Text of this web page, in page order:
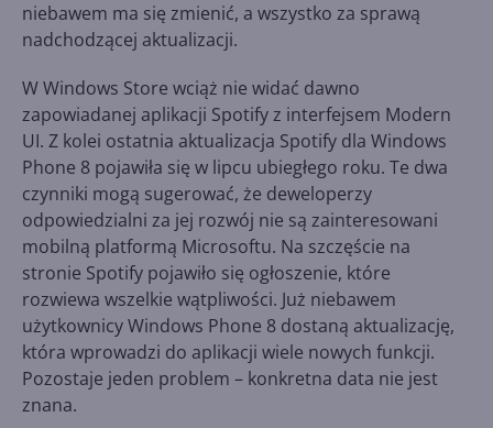
niebawem ma się zmienić, a wszystko za sprawą
nadchodzącej aktualizacji.
W Windows Store wciąż nie widać dawno
zapowiadanej aplikacji Spotify z interfejsem Modern
UI. Z kolei ostatnia aktualizacja Spotify dla Windows
Phone 8 pojawiła się w lipcu ubiegłego roku. Te dwa
czynniki mogą sugerować, że deweloperzy
odpowiedzialni za jej rozwój nie są zainteresowani
mobilną platformą Microsoftu. Na szczęście na
stronie Spotify pojawiło się ogłoszenie, które
rozwiewa wszelkie wątpliwości. Już niebawem
użytkownicy Windows Phone 8 dostaną aktualizację,
która wprowadzi do aplikacji wiele nowych funkcji.
Pozostaje jeden problem – konkretna data nie jest
znana.